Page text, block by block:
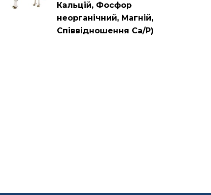
Кальцій, Фосфор
неорганічний, Магній,
Співвідношення Са/Р)